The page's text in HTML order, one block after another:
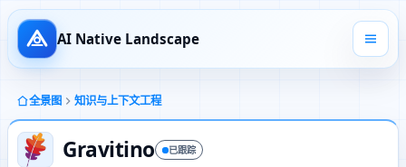
AI Native Landscape
全景图 知识与上下文工程
Gravitino 已跟踪